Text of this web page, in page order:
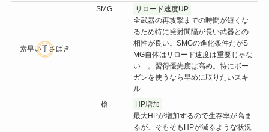
素早い手さばき
SMG
リロード速度UP
全武器の再攻撃までの時間が短くな
るため特に発射間隔が長い武器との
相性が良い。SMGの進化条件だがS
MG自体はリロード速度は重要じゃな
い…。習得優先度は高め。特にボー
ガンを使うなら早めに取りたいスキ
ル
槍
HP増加
最大HPが増加するので生存率が高ま
るが、そもそもHPが減るような状況